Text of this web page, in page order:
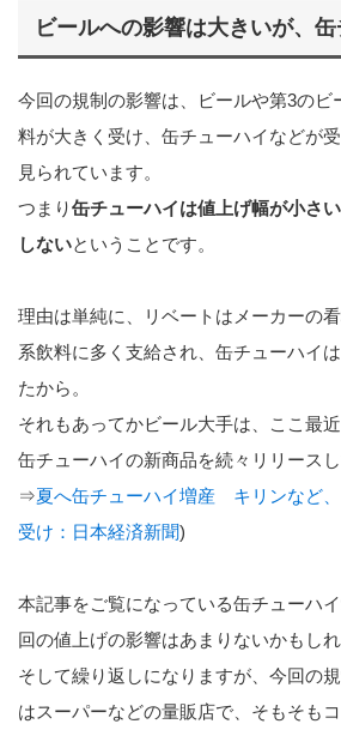
ビールへの影響は大きいが、
今回の規制の影響は、ビールや第3のビ
料が大きく受け、缶チューハイなどが
見られています。
つまり缶チューハイは値上げ幅が小さ
しないということです。
理由は単純に、リベートはメーカーの
系飲料に多く支給され、缶チューハイ
たから。
それもあってかビール大手は、ここ最
缶チューハイの新商品を続々リリース
⇒夏へ缶チューハイ増産 キリンなど、
受け：日本経済新聞)
本記事をご覧になっている缶チューハ
回の値上げの影響はあまりないかもしれ
そして繰り返しになりますが、今回の
はスーパーなどの量販店で、そもそも